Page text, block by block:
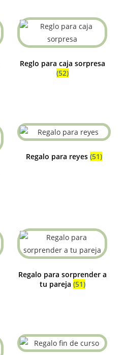
Reglo para caja sorpresa
(52)
Regalo para reyes (51)
Regalo para sorprender a
tu pareja (51)